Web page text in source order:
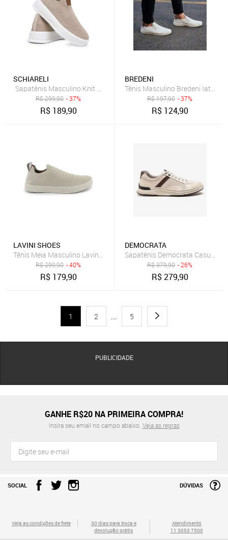
SCHIARELI
Sapatênis Masculino Knit Meia Brown Confortável Estiloso Casual
R$299,90 - 37%
R$ 189,90
BREDENI
Tênis Masculino Bredeni Iate
R$197,90 - 37%
R$ 124,90
LAVINI SHOES
Tênis Meia Masculino Lavini Sapatenis Knit Palmilha Silicone Bege
R$299,90 - 40%
R$ 179,90
DEMOCRATA
Sapatênis Democrata Casual
R$379,90 - 26%
R$279,90
1 2 ... 5
PUBLICIDADE
GANHE R$20 NA PRIMEIRA COMPRA!
Insira seu email no campo abaixo. Veja as regras
SOCIAL DÚVIDAS
Veja as condições de frete
30 dias para troca e
devolução grátis
Atendimento
11 3053 7500